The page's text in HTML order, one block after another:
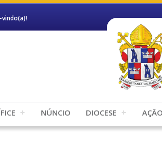
vindo(a)!
NÚNCIO DIOCESE